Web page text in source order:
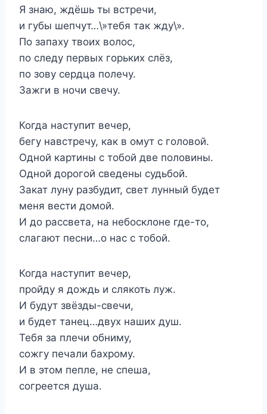
Я знаю, ждёшь ты встречи,
и губы шепчут…\»тебя так жду\».
По запаху твоих волос,
по следу первых горьких слёз,
по зову сердца полечу.
Зажги в ночи свечу.
Когда наступит вечер,
бегу навстречу, как в омут с головой.
Одной картины с тобой две половины.
Одной дорогой сведены судьбой.
Закат луну разбудит, свет лунный будет
меня вести домой.
И до рассвета, на небосклоне где-то,
слагают песни…о нас с тобой.
Когда наступит вечер,
пройду я дождь и слякоть луж.
И будут звёзды-свечи,
и будет танец…двух наших душ.
Тебя за плечи обниму,
сожгу печали бахрому.
И в этом пепле, не спеша,
согреется душа.